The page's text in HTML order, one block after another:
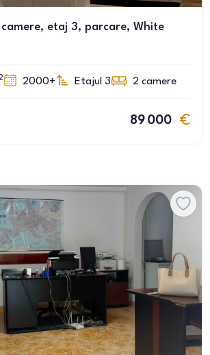
etaj 3, parcare, White
2000+ Etajul 3 2 camere
89 000